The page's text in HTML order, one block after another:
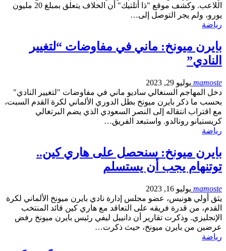
اللاعب. وكشف موقع "ذا أتلتيك" أن الخلاف يتعلق بمبلغ 20 مليون
يورو، ولم يجر التوصل إلى…
رياضة
بايرن ميونخ: ماني في مفاوضات “لتغيير
النادي”
mamoste يوليو 29, 2023
دخل المهاجم السنغالي ساديو ماني في مفاوضات "لتغيير النادي"
بحسب ما ذكر بايرن ميونخ بطل الدوري الألماني لكرة القدم السبت،
مع اقتراب انتقاله إلى النصر السعودي الذي يضم البرتغالي
كريستيانو رونالدو. واستبعد الفريق…
رياضة
بايرن ميونخ: سنحصل على هاري كين..
توتنهام يجب أن يستسلم
mamoste يوليو 16, 2023
يثق أولي هونيس، عضو مجلس إدارة نادي بايرن ميونخ الألماني لكرة
القدم، من قدرة فريقه على التعاقد مع هاري كين قائد المنتخب
الإنجليزي. وذكرت تقارير أن دانييل ليفي رئيس بايرن ميونخ رفض
عرضين من بايرن ميونخ، حيث ذكرت…
رياضة